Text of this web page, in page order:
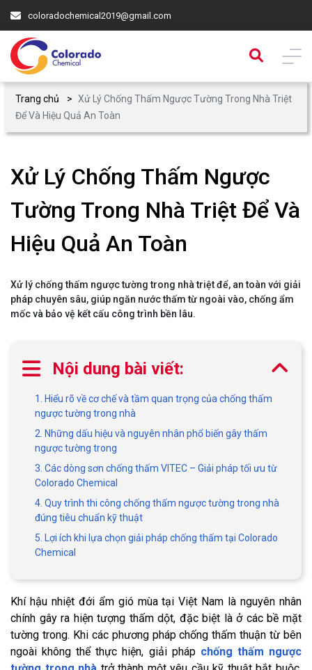
coloradochemical2019@gmail.com
Trang chủ
Xử Lý Chống Thấm Ngược Tường Trong Nhà Triệt
Để Và Hiệu Quả An Toàn
Xử Lý Chống Thấm Ngược
Tường Trong Nhà Triệt Để Và
Hiệu Quả An Toàn
Xử lý chống thấm ngược tường trong nhà triệt để, an toàn với giải
pháp chuyên sâu, giúp ngăn nước thấm từ ngoài vào, chống ẩm
mốc và bảo vệ kết cấu công trình bền lâu.
Nội dung bài viết:
1. Hiểu rõ về cơ chế và tầm quan trọng của chống thấm
ngược tường trong nhà
2. Những dấu hiệu và nguyên nhân phổ biến gây thấm
ngược tường trong
3. Các dòng sơn chống thấm VITEC – Giải pháp tối ưu từ
Colorado Chemical
4. Quy trình thi công chống thấm ngược tường trong nhà
đúng tiêu chuẩn kỹ thuật
5. Lợi ích khi lựa chọn giải pháp chống thấm tại Colorado
Chemical
Khí hậu nhiệt đới ẩm gió mùa tại Việt Nam là nguyên nhân
chính gây ra hiện tượng thấm dột, đặc biệt là ở các bề mặt
tường trong. Khi các phương pháp chống thấm thuận từ bên
ngoài không thể thực hiện, giải pháp chống thấm ngược